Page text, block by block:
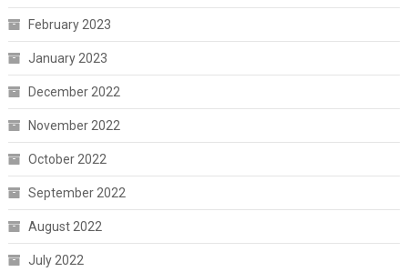
February 2023
January 2023
December 2022
November 2022
October 2022
September 2022
August 2022
July 2022